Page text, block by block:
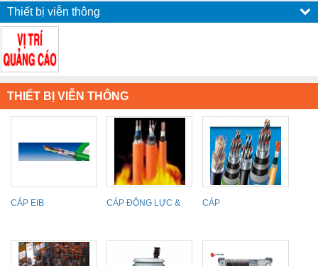
Thiết bị viễn thông
THIẾT BỊ VIỄN THÔNG
CÁP EIB
CÁP ĐỘNG LỰC &
CÁP
INSTRUMENTATION